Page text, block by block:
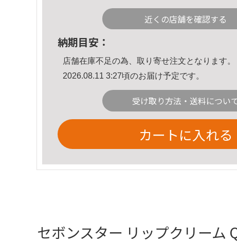
近くの店舗を確認する
納期目安：
店舗在庫不足の為、取り寄せ注文となります。
2026.08.11 3:27頃のお届け予定です。
受け取り方法・送料につい
カートに入れる
セボンスター リップクリーム